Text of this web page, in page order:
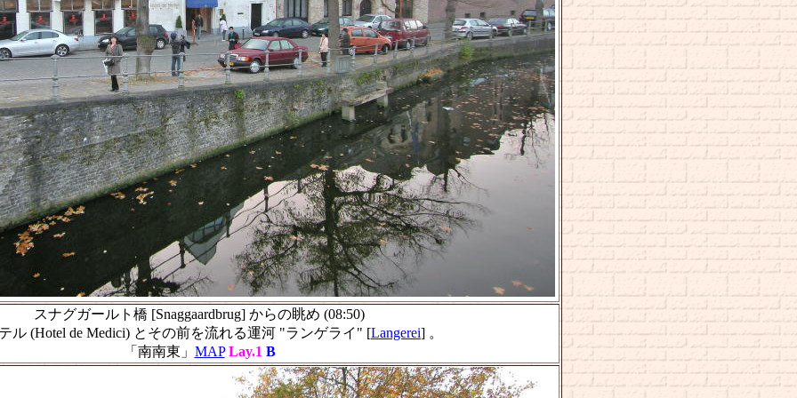
スナグガールト橋 [Snaggaardbrug] からの眺め (08:50)
ル (Hotel de Medici) とその前を流れる運河 "ランゲライ" [Langerei] 。
「南南東」 MAP Lay.1 B